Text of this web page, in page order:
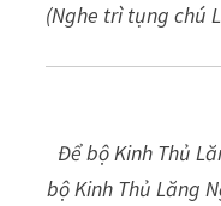
(Nghe trìtụng chú
Để bộ Kinh Thủ
bộ Kinh Thủ Lăng